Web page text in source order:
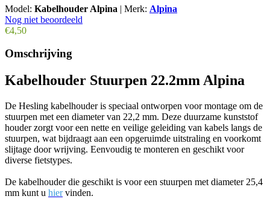
Model: Kabelhouder Alpina | Merk: Alpina
Nog niet beoordeeld
€4,50
Omschrijving
Kabelhouder Stuurpen 22.2mm Alpina
De Hesling kabelhouder is speciaal ontworpen voor montage om de
stuurpen met een diameter van 22,2 mm. Deze duurzame kunststof
houder zorgt voor een nette en veilige geleiding van kabels langs de
stuurpen, wat bijdraagt aan een opgeruimde uitstraling en voorkomt
slijtage door wrijving. Eenvoudig te monteren en geschikt voor
diverse fietstypes.
De kabelhouder die geschikt is voor een stuurpen met diameter 25,4
mm kunt u hiervinden.